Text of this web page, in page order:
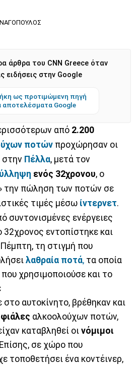
άρθρα του CNN Greece όταν
ειδήσεις στην Google
ως προτιμώμενη πηγή
αποτελέσματα Google
από 2.200
ποτών προχώρησαν οι
στην Πέλλα, μετά τον
ενός 32χρονου, ο
την πώληση των ποτών σε
τιμές μέσω ίντερνετ.
συντονισμένες ενέργειες
εντοπίστηκε και
τη στιγμή που
λαθραία ποτά, τα οποία
χρησιμοποιούσε και το
στο αυτοκίνητο, βρέθηκαν και
αλκοολούχων ποτών,
καταβληθεί οι νόμιμοι
Επίσης, σε χώρο που
τοποθετήσει ένα κοντέινερ,